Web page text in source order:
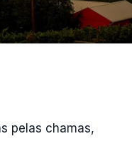
pelas chamas,